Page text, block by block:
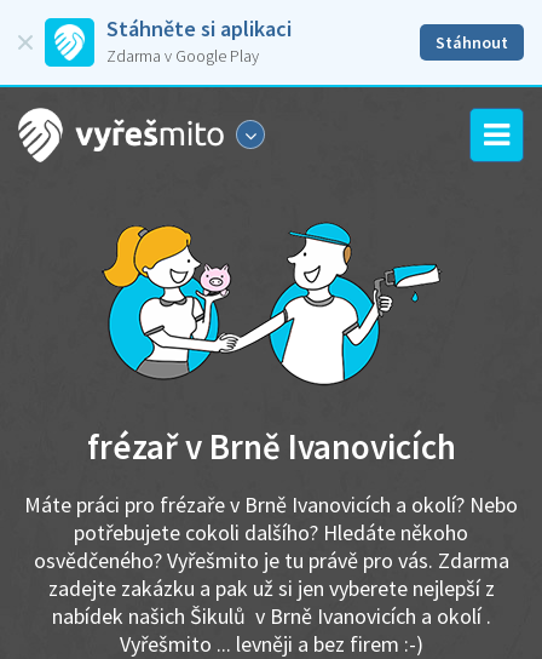
Stáhněte si aplikaci
Zdarma v Google Play
Stáhnout
frézař v Brně Ivanovicích
Máte práci pro frézaře v Brně Ivanovicích a okolí? Nebo
potřebujete cokoli dalšího? Hledáte někoho
osvědčeného? Vyřešmito je tu právě pro vás. Zdarma
zadejte zakázku a pak už si jen vyberete nejlepší z
nabídek našich Šikulů v Brně Ivanovicích a okolí .
Vyřešmito ... levněji a bez firem :-)